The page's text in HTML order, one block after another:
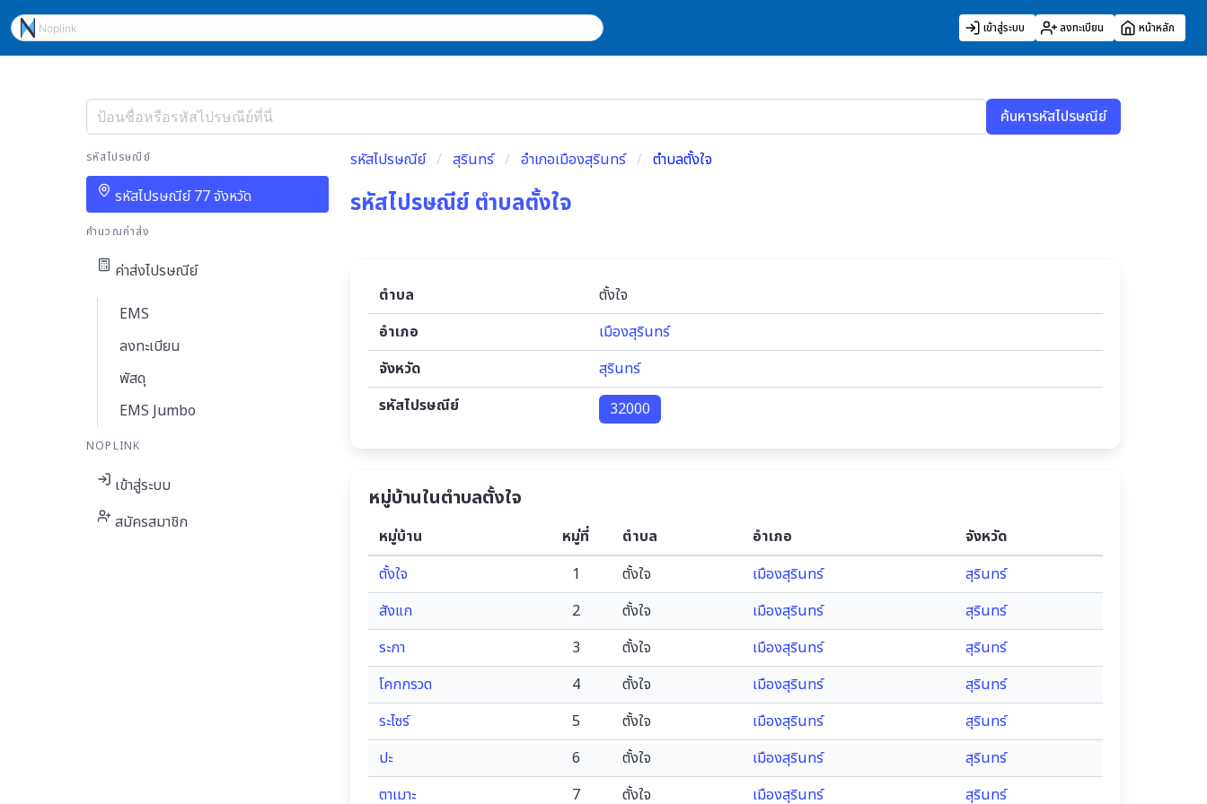
เข้าสู่ระบบ ลงทะเบียน หน้าหลัก
ค้นหารหัสไปรษณีย์
รหัสไปรษณีย์
รหัสไปรษณีย์ 77 จังหวัด
คำนวณค่าส่ง
ค่าส่งไปรษณีย์
EMS
ลงทะเบียน
พัสดุ
EMS Jumbo
NOPLINK
เข้าสู่ระบบ
สมัครสมาชิก
รหัสไปรษณีย์ สุรินทร์ อำเภอเมืองสุรินทร์ ตำบลตั้งใจ
รหัสไปรษณีย์ ตำบลตั้งใจ
ตำบล
ตั้งใจ
อำเภอ
เมืองสุรินทร์
จังหวัด
สุรินทร์
รหัสไปรษณีย์
32000
หมู่บ้านในตำบลตั้งใจ
หมู่บ้าน หมู่ที่ ตำบล อำเภอ
จังหวัด
ตั้งใจ
1 ตั้งใจ เมืองสุรินทร์
สุรินทร์
สังแก
2 ตั้งใจ เมืองสุรินทร์
สุรินทร์
ระกา
3 ตั้งใจ เมืองสุรินทร์
สุรินทร์
โคกกรวด
4 ตั้งใจ เมืองสุรินทร์
สุรินทร์
ระไซร์
5 ตั้งใจ เมืองสุรินทร์
สุรินทร์
ปะ
6 ตั้งใจ เมืองสุรินทร์
สุรินทร์
ตาเมาะ
7 ตั้งใจ เมืองสุรินทร์ สุรินทร์